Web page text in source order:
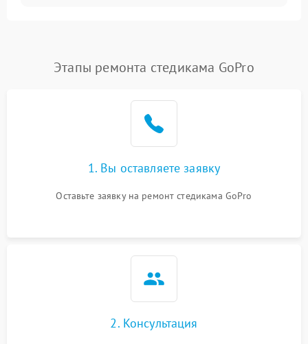
Этапы ремонта стедикама GoPro
1. Вы оставляете заявку
Оставьте заявку на ремонт стедикама GoPro
2. Консультация